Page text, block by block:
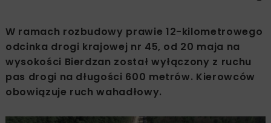
W ramach rozbudowy prawie 12-kilometrowego
odcinka drogi krajowej nr 45, od 20 maja na
wysokości Bierdzan został wyłączony z ruchu
pas drogi na długości 600 metrów. Kierowców
obowiązuje ruch wahadłowy.